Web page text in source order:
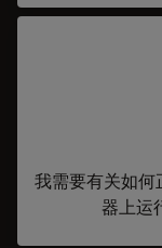
我需要有关如何
器上运